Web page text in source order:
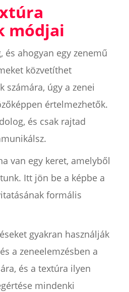
módjai
és ahogyan egy zenemű
közvetíthet
számára, úgy a zenei
értelmezhetők.
és csak rajtad
van egy keret, amelyből
Itt jön be a képbe a
formális
gyakran használják
a zeneelemzésben a
és a textúra ilyen
mindenki